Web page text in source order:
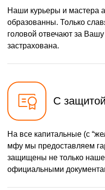
Наши курьеры и мастера
образованны. Только
головой отвечают за Вашу
застрахована.
С защитой
На все капитальные (с
мфу мы предоставляем
защищены не только
официальными